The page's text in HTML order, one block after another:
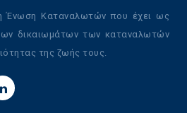
Ένωση Καταναλωτών που έχει ως
δικαιωμάτων των καταναλωτών
της ζωής τους.